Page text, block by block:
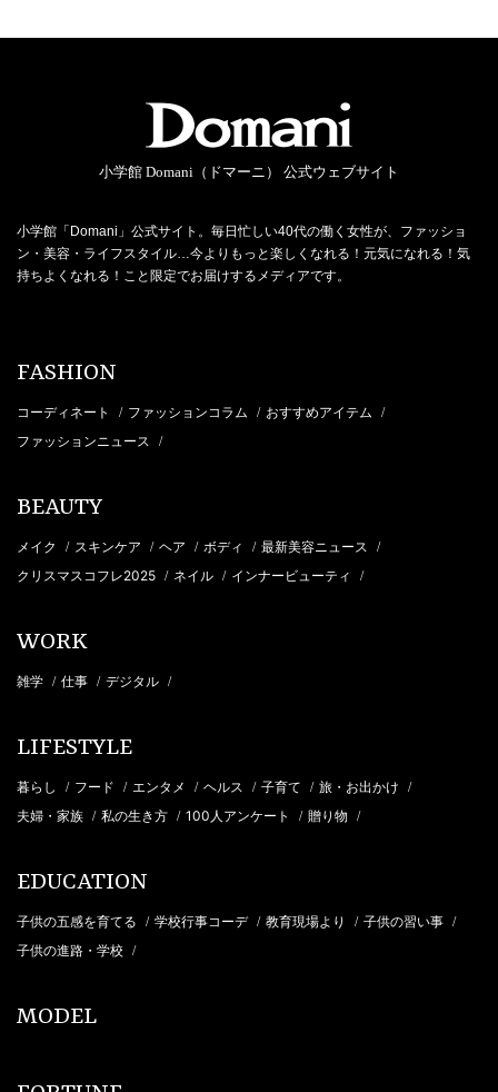
小学館 Domani（ドマーニ） 公式ウェブサイト
小学館「Domani」公式サイト。毎日忙しい40代の働く女性が、ファッショ
ン・美容・ライフスタイル…今よりもっと楽しくなれる！元気になれる！気
持ちよくなれる！こと限定でお届けするメディアです。
FASHION
コーディネート / ファッションコラム / おすすめアイテム /
ファッションニュース /
BEAUTY
メイク / スキンケア / ヘア / ボディ / 最新美容ニュース /
クリスマスコフレ2025 / ネイル / インナービューティ /
WORK
雑学 / 仕事 / デジタル /
LIFESTYLE
暮らし / フード / エンタメ / ヘルス / 子育て / 旅・お出かけ /
夫婦・家族 / 私の生き方 / 100人アンケート / 贈り物 /
EDUCATION
子供の五感を育てる / 学校行事コーデ / 教育現場より / 子供の習い事 /
子供の進路・学校 /
MODEL